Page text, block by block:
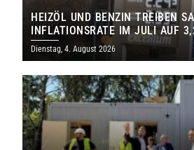
HEIZÖL UND BENZIN TREIBEN
INFLATIONSRATE IM JULI AUF
Dienstag, 4. August 2026